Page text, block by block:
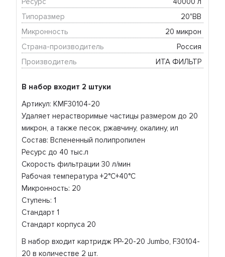
В набор входит 2 штуки
Артикул: KMF30104-20
Удаляет нерастворимые частицы размером до 20
микрон, а также песок, ржавчину, окалину, ил
Состав: Вспененный полипропилен
Ресурс до 40 тыс.л
Скорость фильтрации 30 л/мин
Рабочая температура +2°C+40°C
Микронность: 20
Ступень: 1
Стандарт 1
Стандарт корпуса 20
В набор входит картридж PP-20-20 Jumbo, F30104-
20 в количестве 2 шт.
Типоразмер
20"BB
Микронность
20 микрон
Страна-производитель
Россия
Производитель
ИТА ФИЛЬТР